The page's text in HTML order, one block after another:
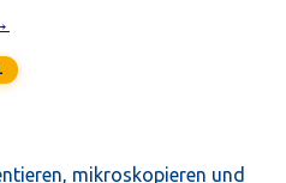
mikroskopieren und